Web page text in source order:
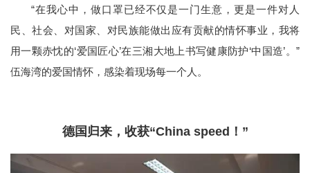
“在我心中，做口罩已经不仅是一门生意，更是一件对人
民、社会、对国家、对民族能做出应有贡献的情怀事业，我将
用一颗赤忱的‘爱国匠心’在三湘大地上书写健康防护‘中国造’。”
伍海湾的爱国情怀，感染着现场每一个人。
德国归来，收获“China speed！”